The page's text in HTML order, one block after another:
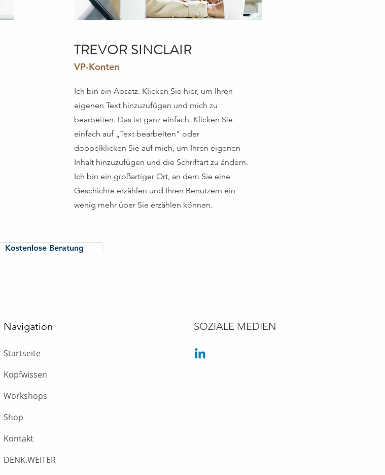
TREVOR SINCLAIR
VP-Konten
Ich bin ein Absatz. Klicken Sie hier, um Ihren
eigenen Text hinzuzufügen und mich zu
bearbeiten. Das ist ganz einfach. Klicken Sie
einfach auf „Text bearbeiten“ oder
doppelklicken Sie auf mich, um Ihren eigenen
Inhalt hinzuzufügen und die Schriftart zu ändern.
Ich bin ein großartiger Ort, an dem Sie eine
Geschichte erzählen und Ihren Benutzern ein
wenig mehr über Sie erzählen können.
Kostenlose Beratung
Navigation
Startseite
Kopfwissen
Workshops
Shop
Kontakt
DENK.WEITER
SOZIALE MEDIEN